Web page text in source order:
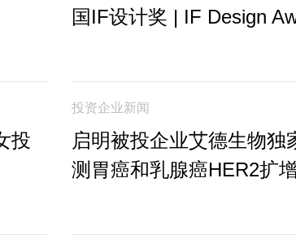
国IF设计奖 | IF Design
投
投资企业新闻
启明被投企业艾德生物独
测胃癌和乳腺癌HER2扩